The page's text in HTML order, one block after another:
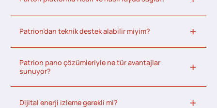
Patrion’dan teknik destek alabilir miyim?
Patrion pano çözümleriyle ne tür avantajlar
sunuyor?
Dijital enerji izleme gerekli mi?